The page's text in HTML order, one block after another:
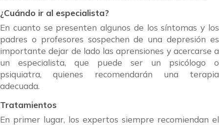
¿Cuándo ir al especialista?
En cuanto se presenten algunos de los síntomas y los
padres o profesores sospechen de una depresión es
importante dejar de lado las aprensiones y acercarse a
un especialista, que puede ser un psicólogo o
psiquiatra, quienes recomendarán una terapia
adecuada.
Tratamientos
En primer lugar, los expertos siempre recomiendan el